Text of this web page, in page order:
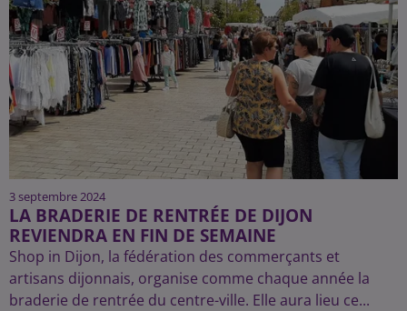
3 septembre 2024
LA BRADERIE DE RENTRÉE DE DIJON
REVIENDRA EN FIN DE SEMAINE
Shop in Dijon, la fédération des commerçants et
artisans dijonnais, organise comme chaque année la
braderie de rentrée du centre-ville. Elle aura lieu ce...